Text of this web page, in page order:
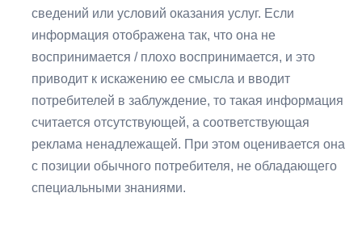
сведений или условий оказания услуг. Если
информация отображена так, что она не
воспринимается / плохо воспринимается, и это
приводит к искажению ее смысла и вводит
потребителей в заблуждение, то такая информация
считается отсутствующей, а соответствующая
реклама ненадлежащей. При этом оценивается она
с позиции обычного потребителя, не обладающего
специальными знаниями.